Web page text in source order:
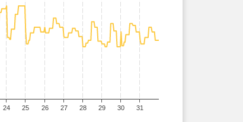
24 25 26 27 28 29 30 31